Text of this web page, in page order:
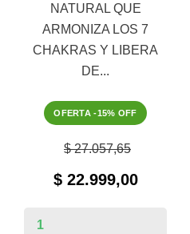
NATURAL QUE
ARMONIZA LOS 7
CHAKRAS Y LIBERA
DE...
OFERTA -15% OFF
$ 27.057,65
$ 22.999,00